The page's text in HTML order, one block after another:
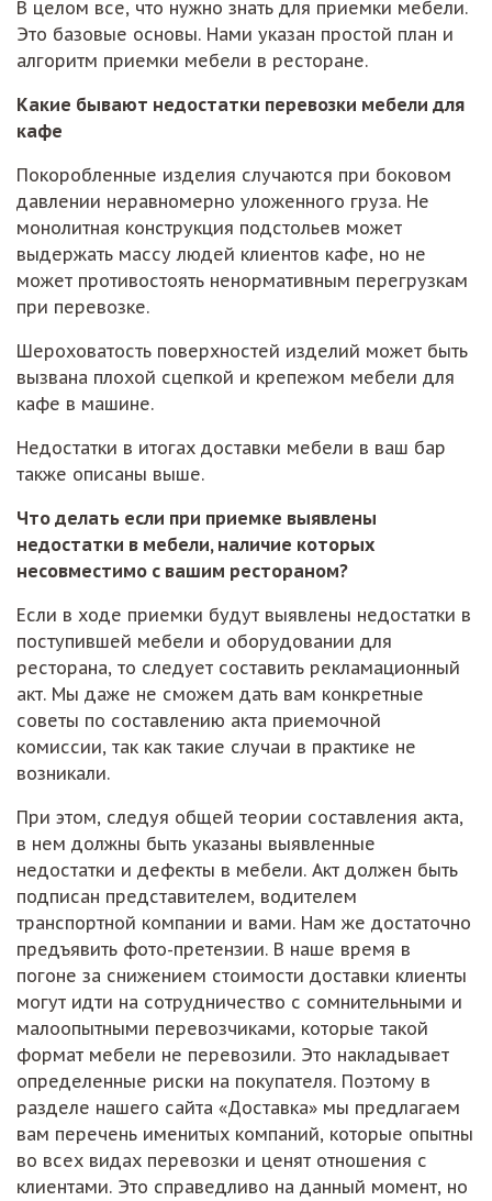
В целом все, что нужно знать для приемки мебели.
Это базовые основы. Нами указан простой план и
алгоритм приемки мебели в ресторане.
Какие бывают недостатки перевозки мебели для
кафе
Покоробленные изделия случаются при боковом
давлении неравномерно уложенного груза. Не
монолитная конструкция подстольев может
выдержать массу людей клиентов кафе, но не
может противостоять ненормативным перегрузкам
при перевозке.
Шероховатость поверхностей изделий может быть
вызвана плохой сцепкой и крепежом мебели для
кафе в машине.
Недостатки в итогах доставки мебели в ваш бар
также описаны выше.
Что делать если при приемке выявлены
недостатки в мебели, наличие которых
несовместимо с вашим рестораном?
Если в ходе приемки будут выявлены недостатки в
поступившей мебели и оборудовании для
ресторана, то следует составить рекламационный
акт. Мы даже не сможем дать вам конкретные
советы по составлению акта приемочной
комиссии, так как такие случаи в практике не
возникали.
При этом, следуя общей теории составления акта,
в нем должны быть указаны выявленные
недостатки и дефекты в мебели. Акт должен быть
подписан представителем, водителем
транспортной компании и вами. Нам же достаточно
предъявить фото-претензии. В наше время в
погоне за снижением стоимости доставки клиенты
могут идти на сотрудничество с сомнительными и
малоопытными перевозчиками, которые такой
формат мебели не перевозили. Это накладывает
определенные риски на покупателя. Поэтому в
разделе нашего сайта «Доставка» мы предлагаем
вам перечень именитых компаний, которые опытны
во всех видах перевозки и ценят отношения с
клиентами. Это справедливо на данный момент, но